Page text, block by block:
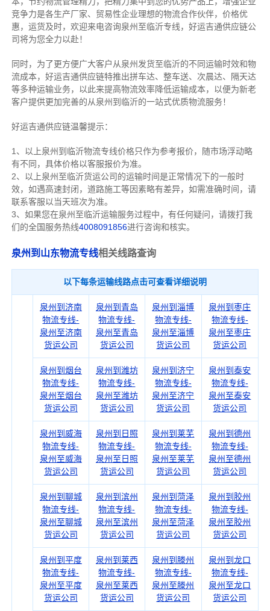
竞争力是各生产厂家、贸易性企业理想的物流合作伙伴，价格优
惠，运货及时，欢迎来电咨询泉州至临沂专线，好运吉通供应链公
司将为您全力以赴！
同时，为了更方便广大客户从泉州发货至临沂的不同运输时效和物
流成本，好运吉通供应链特推出拼车达、整车送、次晨达、隔天达
等多种运输业务，以此来提高物流效率降低运输成本，以便为新老
客户提供更加完善的从泉州到临沂的一站式优质物流服务！
好运吉通供应链温馨提示：
1、以上泉州到临沂物流专线价格只作为参考报价，随市场浮动略
有不同，具体价格以客服报价为准。
2、以上泉州 至临沂货运公司的运输时间是正常情况下的一般时
效，如遇高速封闭，道路施工等因素略有差异，如需准确时间，请
联系客服以当天班次为准。
3、如果您在泉州 至临沂运输服务过程中，有任何疑问，请拨打我
们的全国服务热线4008091856进行咨询和核实。
泉州到山东物流专线相关线路查询
以下每条运输线路点击可查看详细说明
泉州到济南
物流专线-
泉州至济南
货运公司
泉州到青岛
物流专线-
泉州至青岛
货运公司
泉州到淄博
物流专线-
泉州至淄博
货运公司
泉州到枣庄
物流专线-
泉州至枣庄
货运公司
泉州到烟台
物流专线-
泉州至烟台
货运公司
泉州到潍坊
物流专线-
泉州至潍坊
货运公司
泉州到济宁
物流专线-
泉州至济宁
货运公司
泉州到泰安
物流专线-
泉州至泰安
货运公司
泉州到威海
物流专线-
泉州至威海
货运公司
泉州到日照
物流专线-
泉州至日照
货运公司
泉州到莱芜
物流专线-
泉州至莱芜
货运公司
泉州到德州
物流专线-
泉州至德州
货运公司
泉州到聊城
物流专线-
泉州至聊城
货运公司
泉州到滨州
物流专线-
泉州至滨州
货运公司
泉州到菏泽
物流专线-
泉州至菏泽
货运公司
泉州到胶州
物流专线-
泉州至胶州
货运公司
泉州到平度
物流专线-
泉州至平度
货运公司
泉州到莱西
物流专线-
泉州至莱西
货运公司
泉州到滕州
物流专线-
泉州至滕州
货运公司
泉州到龙口
物流专线-
泉州至龙口
货运公司